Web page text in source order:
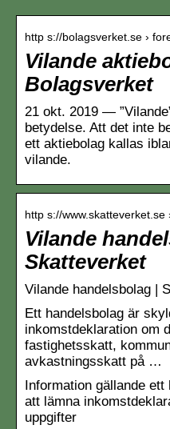
http s://bolagsverket.se ›
Vilande
Bolagsverket
21 okt. 2019 —
betydelse. Att det inte
ett aktiebolag kallas
vilande.
http s://www.skatteverket.se
Vilande
Skatteverket
Vilande handelsbolag |
Ett handelsbolag är
inkomstdeklaration om
fastighetsskatt,
avkastningsskatt på …
Information gällande
att lämna
uppgifter